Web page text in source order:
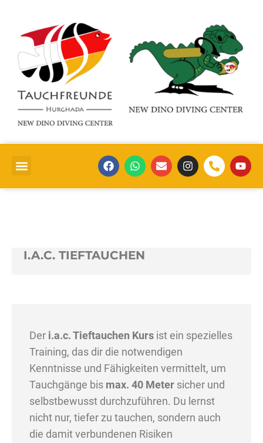
I.A.C. TIEFTAUCHEN
Der i.a.c. Tieftauchen Kurs ist ein spezielles
Training, das dir die notwendigen
Kenntnisse und Fähigkeiten vermittelt, um
Tauchgänge bis max. 40 Meter sicher und
selbstbewusst durchzuführen. Du lernst
nicht nur, tiefer zu tauchen, sondern auch
die damit verbundenen Risiken